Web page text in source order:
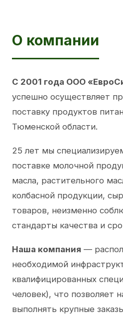
О компании
С 2001 года ООО
успешно осуществляет
поставку продуктов
Тюменской области.
25 лет мы
поставке молочной
масла, растительного
колбасной продукции,
товаров, неизменно
стандарты качества и
Наша компания —
необходимой
квалифицированных
человек), что позволяет
выполнять крупные